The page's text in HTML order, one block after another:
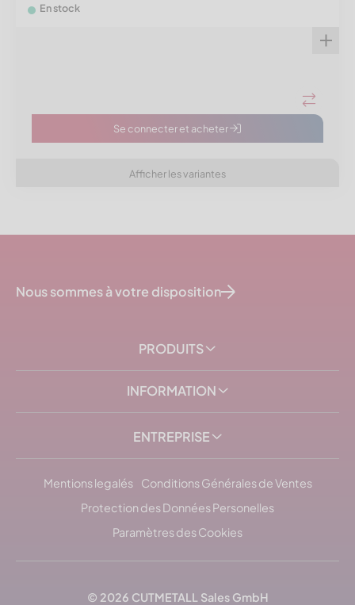
En stock
Se connecter et acheter
Afficher les variantes
Nous sommes à votre disposition
PRODUITS
INFORMATION
ENTREPRISE
Mentions legalés
Conditions Générales de Ventes
Protection des Données Personelles
Paramètres des Cookies
© 2026 CUTMETALL Sales GmbH